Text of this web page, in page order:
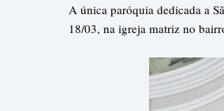
A única paróquia dedicada a
18/03, na igreja matriz no